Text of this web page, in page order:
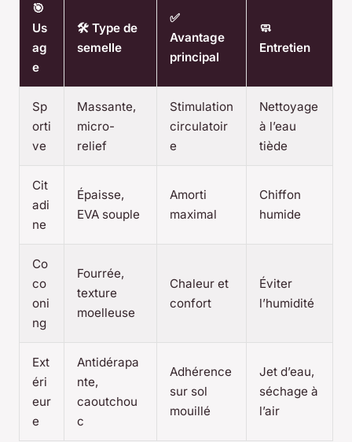
🎯
Us
ag
e
🛠️ Type de
semelle
✅
Avantage
principal
🧼
Entretien
Sp
orti
ve
Massante,
micro-
relief
Stimulation
circulatoir
e
Nettoyage
à l’eau
tiède
Cit
adi
ne
Épaisse,
EVA souple
Amorti
maximal
Chiffon
humide
Co
co
oni
ng
Fourrée,
texture
moelleuse
Chaleur et
confort
Éviter
l’humidité
Ext
éri
eur
e
Antidérapa
nte,
caoutchou
c
Adhérence
sur sol
mouillé
Jet d’eau,
séchage à
l’air